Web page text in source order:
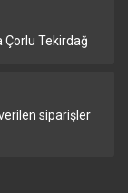
Çorlu Tekirdağ
siparişler